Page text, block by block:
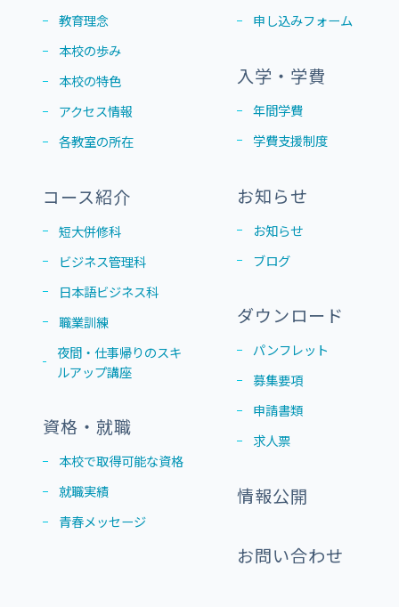
教育理念
本校の歩み
本校の特色
アクセス情報
各教室の所在
コース紹介
短大併修科
ビジネス管理科
日本語ビジネス科
職業訓練
夜間・仕事帰りのスキ
ルアップ講座
資格・就職
本校で取得可能な資格
就職実績
青春メッセージ
申し込みフォーム
入学・学費
年間学費
学費支援制度
お知らせ
お知らせ
ブログ
ダウンロード
パンフレット
募集要項
申請書類
求人票
情報公開
お問い合わせ